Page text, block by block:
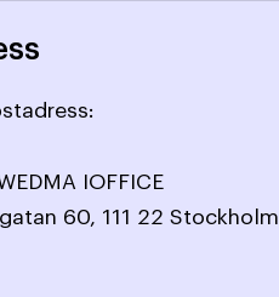
IOFFICE
60, 111 22 Stockholm